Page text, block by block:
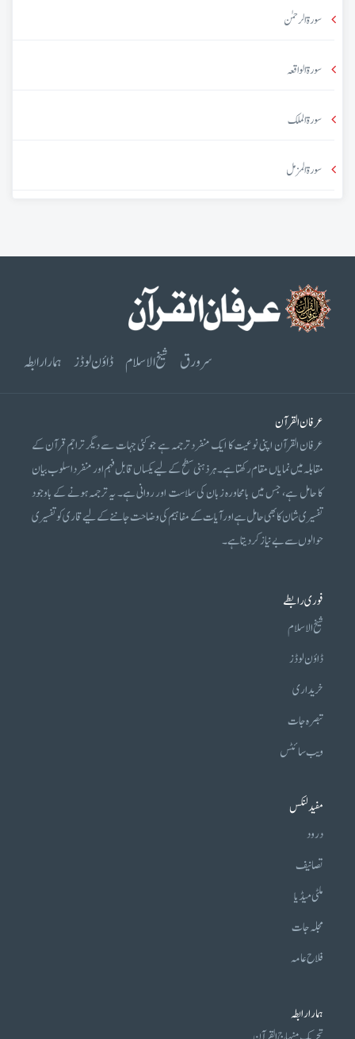
سورۃ الرحمٰن
سورۃ الواقعہ
سورۃ الملک
سورۃ المزمل
سرورق شیخ الاسلام ڈاؤن لوڈز ہمارا رابطہ
عرفان القرآن
عرفان القرآن اپنی نوعیت کا ایک منفرد ترجمہ ہے جو کئی جہات سے دیگر تراجم قرآن کے
مقابلہ میں نمایاں مقام رکھتا ہے۔ ہر ذہنی سطح کے لیے یکساں قابل فہم اور منفرد اسلوب بیان
کا حامل ہے، جس میں بامحاورہ زبان کی سلاست اور روانی ہے۔ یہ ترجمہ ہونے کے باوجود
تفسیری شان کا بھی حامل ہے اور آیات کے مفاہیم کی وضاحت جاننے کے لیے قاری کو تفسیری
حوالوں سے بے نیاز کر دیتا ہے۔
فوری رابطے
شیخ الاسلام
ڈاؤن لوڈز
خریداری
تبصرہ جات
ویب سائٹس
مفید لنکس
درود
تصانیف
ملٹی میڈیا
مجلہ جات
فلاح عامہ
ہمارا رابطہ